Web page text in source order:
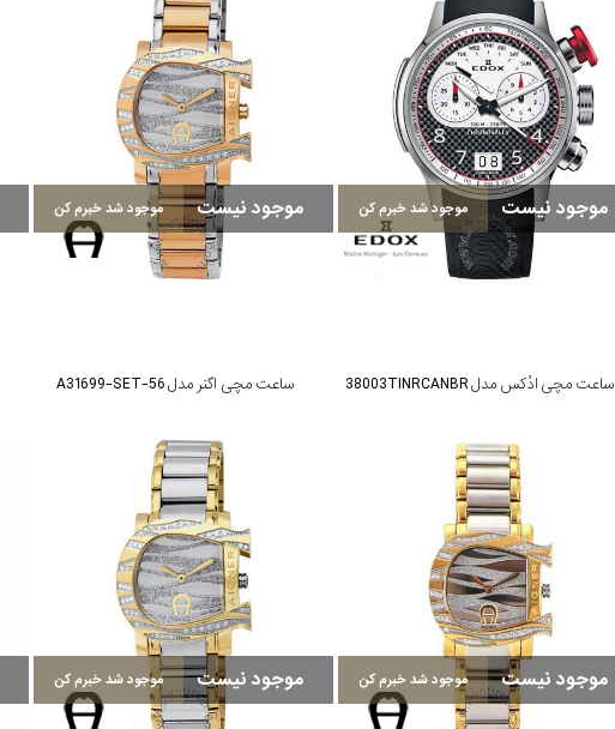
موجود نیست موجود شد خبرم کن
ساعت مچی ادُکس مدل 38003TINRCANBR
موجود نیست موجود شد خبرم کن
ساعت مچی اگنر مدل A31699-SET-56
موجود نیست موجود شد خبرم کن موجود نیست موجود شد خبرم کن